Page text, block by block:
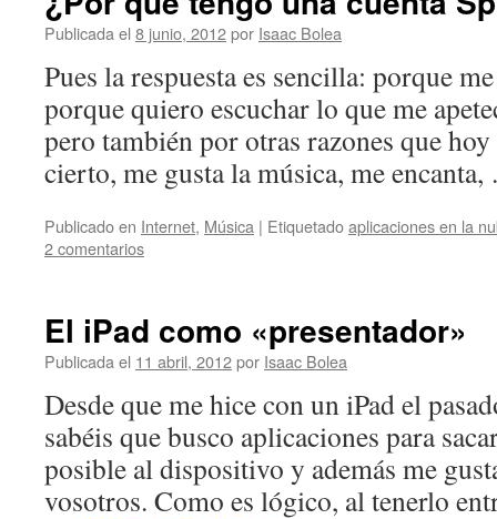
Publicada el 8 junio, 2012por Isaac Bolea
Pues la respuesta es sencilla: porque
porque quiero escuchar lo que me
pero también por otras razones que
cierto, me gusta la música, me
Publicado en Internet, Música | Etiquetadoaplicaciones en la
2 comentarios
El iPad como «presentador»
Publicada el 11 abril, 2012por Isaac Bolea
Desde que me hice con un iPad el
sabéis que busco aplicaciones para
posible al dispositivo y además me
vosotros. Como es lógico, al tenerlo